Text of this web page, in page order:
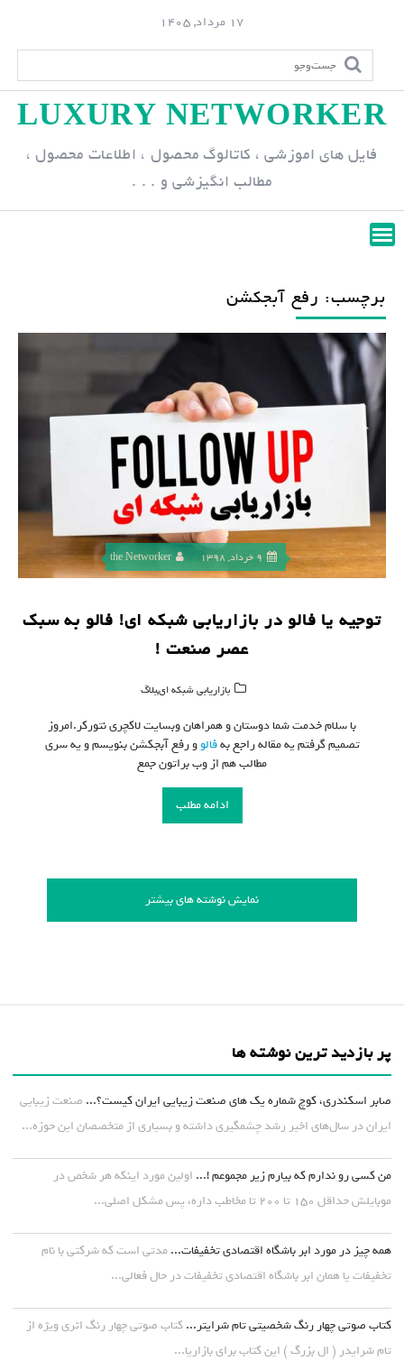
p
n
17 مرداد, 1405
LUXURY NETWORKER
فایل های اموزشی ، کاتالوگ محصول ، اطلاعات محصول ،
مطالب انگیزشی و . . .
برچسب: رفع آبجکشن
9 خرداد, 1398 the Networker
توجیه یا فالو در بازاریابی شبکه ای! فالو به سبک
عصر صنعت !
بازاریابی شبکه ای,بلاگ
با سلام خدمت شما دوستان و همراهان وبسایت لاکچری نتورکر.امروز
تصمیم گرفتم یه مقاله راجع بهفالوو رفع آبجکشن بنویسم و یه سری
مطالب هم از وب براتون جمع
ادامه مطلب
نمایش نوشته های بیشتر
پر بازدید ترین نوشته ها
صابر اسکندری، کوچ شماره یک های صنعت زیبایی ایران کیست؟... صنعت زیبایی
ایران در سال‌های اخیر رشد چشمگیری داشته و بسیاری از متخصصان این حوزه...
من کسی رو ندارم که بیارم زیر مجموعم !... اولین مورد اینکه هر شخص در
موبایلش حداقل ۱۵۰ تا ۲۰۰ تا مخاطب داره، پس مشکل اصلی...
همه چیز در مورد ابر باشگاه اقتصادی تخفیفات... مدتی است که شرکتی با نام
تخفیفات یا همان ابر باشگاه اقتصادی تخفیفات در حال فعالی...
کتاب صوتی چهار رنگ شخصیتی تام شرایتر... کتاب صوتی چهار رنگ اثری ویژه از
تام شرایدر ( ال بزرگ ) این کتاب برای بازاریا...